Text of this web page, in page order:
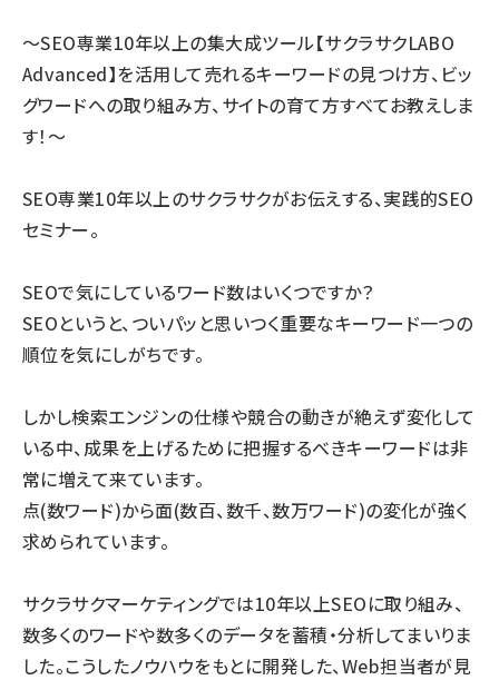
～SEO専業10年以上の集大成ツール【サクラサクLABO
Advanced】を活用して売れるキーワードの見つけ方、ビッ
グワードへの取り組み方、サイトの育て方すべてお教えしま
す！～
SEO専業10年以上のサクラサクがお伝えする、実践的SEO
セミナー。
SEOで気にしているワード数はいくつですか？
SEOというと、ついパッと思いつく重要なキーワード一つの
順位を気にしがちです。
しかし検索エンジンの仕様や競合の動きが絶えず変化して
いる中、成果を上げるために把握するべきキーワードは非
常に増えて来ています。
点(数ワード)から面(数百、数千、数万ワード)の変化が強く
求められています。
サクラサクマーケティングでは10年以上SEOに取り組み、
数多くのワードや数多くのデータを蓄積・分析してまいりま
した。こうしたノウハウをもとに開発した、Web担当者が見